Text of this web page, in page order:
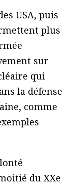
USA, puis
plus
sur
qui
la défense
comme
du XXe